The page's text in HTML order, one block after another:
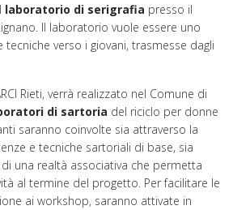
laboratorio di serigrafia presso il
Il laboratorio vuole essere uno
verso i giovani, trasmesse dagli
Rieti, verrà realizzato nel Comune di
di sartoria del riciclo per donne
saranno coinvolte sia attraverso la
e tecniche sartoriali di base, sia
una realtà associativa che permetta
al termine del progetto. Per facilitare le
ai workshop, saranno attivate in